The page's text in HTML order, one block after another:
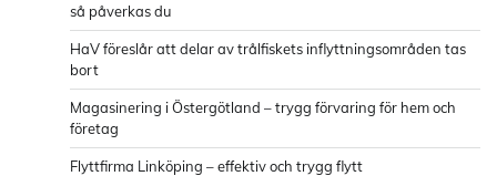
så påverkas du
HaV föreslår att delar av trålfiskets inflyttningsområden tas
bort
Magasinering i Östergötland – trygg förvaring för hem och
företag
Flyttfirma Linköping – effektiv och trygg flytt